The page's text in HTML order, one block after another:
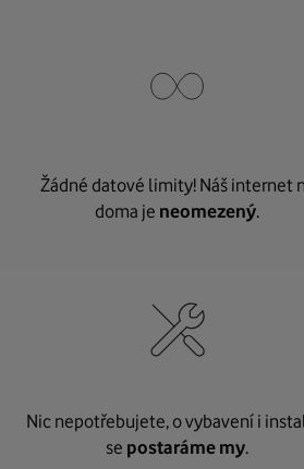
Žádné datové limity! Náš internet
doma je neomezený.
Nic nepotřebujete, o vybavení i
se postaráme my.